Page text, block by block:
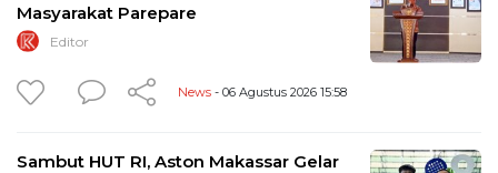
Masyarakat Parepare
Editor
News - 06 Agustus 2026 15:58
Sambut HUT RI, Aston Makassar Gelar